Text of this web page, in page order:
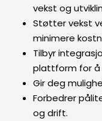
vekst og
Støtter vekst
minimere
Tilbyr
plattform for å
Gir deg
Forbedrer
og drift.